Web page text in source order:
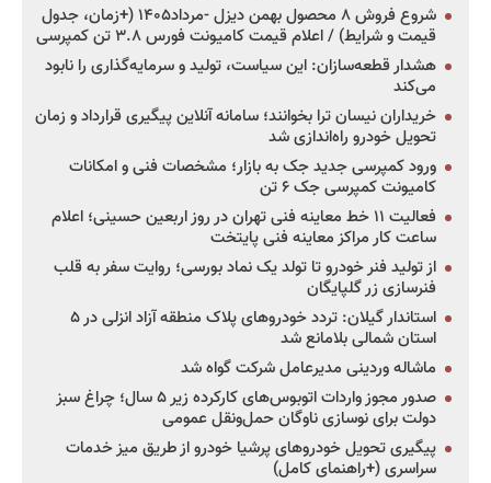
شروع فروش ۸ محصول بهمن دیزل -مرداد۱۴۰۵ (+زمان، جدول
قیمت و شرایط) / اعلام قیمت کامیونت فورس ۳.۸ تن کمپرسی
هشدار قطعه‌سازان: این سیاست، تولید و سرمایه‌گذاری را نابود
می‌کند
خریداران نیسان ترا بخوانند؛ سامانه آنلاین پیگیری قرارداد و زمان
تحویل خودرو راه‌اندازی شد
ورود کمپرسی جدید جک به بازار؛ مشخصات فنی و امکانات
کامیونت کمپرسی جک ۶ تن
فعالیت ۱۱ خط معاینه فنی تهران در روز اربعین حسینی؛ اعلام
ساعت کار مراکز معاینه فنی پایتخت
از تولید فنر خودرو تا تولد یک نماد بورسی؛ روایت سفر به قلب
فنرسازی زر گلپایگان
استاندار گیلان: تردد خودروهای پلاک منطقه آزاد انزلی در ۵
استان شمالی بلامانع شد
ماشاله وردینی مدیرعامل شرکت گواه شد
صدور مجوز واردات اتوبوس‌های کارکرده زیر ۵ سال؛ چراغ سبز
دولت برای نوسازی ناوگان حمل‌ونقل عمومی
پیگیری تحویل خودروهای پرشیا خودرو از طریق میز خدمات
سراسری (+راهنمای کامل)